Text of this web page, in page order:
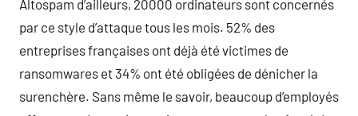
Altospam d’ailleurs, 20000 ordinateurs sont concernés
par ce style d’attaque tous les mois. 52% des
entreprises françaises ont déjà été victimes de
ransomwares et 34% ont été obligées de dénicher la
surenchère. Sans même le savoir, beaucoup d’employés